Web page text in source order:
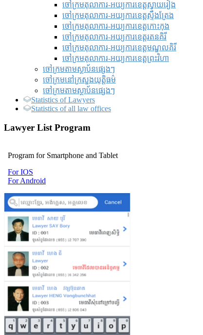
ចៅក្រមតុលាការ-អយ្យការខេត្តស្វាយរៀង
ចៅក្រមតុលាការ-អយ្យការខេត្តស្ទឹងត្រែង
ចៅក្រមតុលាការ-អយ្យការខេត្តកោះកុង
ចៅក្រមតុលាការ-អយ្យការខេត្តរតនគិរី
ចៅក្រមតុលាការ-អយ្យការខេត្តមណ្ឌលគិរី
ចៅក្រមតុលាការ-អយ្យការខេត្តព្រះវិហា
ចៅក្រមតាមស្ថាប័នផ្សេងៗ
ចៅក្រមនៅក្រសួងយុត្តិធម៌
ចៅក្រមតាមស្ថាប័នផ្សេងៗ
Statistics of Lawyers
Statistics of all law offices
Lawyer List Program
Program for Smartphone and Tablet
For IOS
For Android